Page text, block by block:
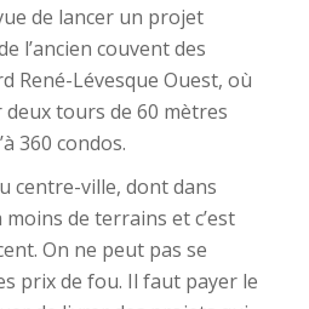
de lancer un projet
l’ancien couvent des
René-Lévesque Ouest, où
tours de 60 mètres
360 condos.
centre-ville, dont dans
de terrains et c’est
On ne peut pas se
prix de fou. Il faut payer le